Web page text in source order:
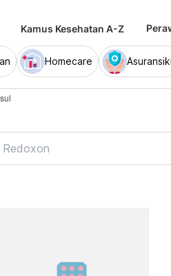
Kamus Kesehatan A-Z
Homecare